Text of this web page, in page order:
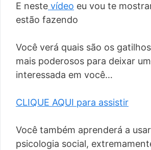
E neste vídeo eu vou te
estão fazendo
Você verá quais são os
mais poderosos para deixar
interessada em você…
CLIQUE AQUI para assistir
Você também aprenderá a
psicologia social,